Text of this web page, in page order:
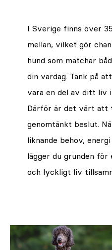
I Sverige finns över
mellan, vilket gör
hund som matchar
din vardag. Tänk på
vara en del av ditt liv
Därför är det värt
genomtänkt beslut.
liknande behov,
lägger du grunden
och lyckligt liv